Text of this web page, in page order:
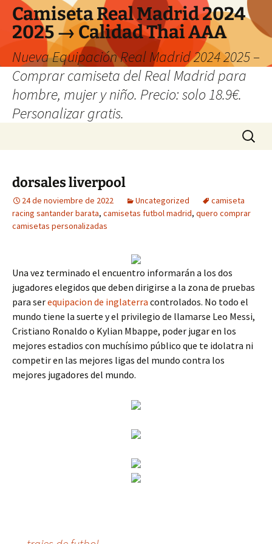
Camiseta Real Madrid 2024
2025 → Calidad Thai AAA
Nueva Equipación Real Madrid 2024 2025 –
Comprar camiseta del Real Madrid para
hombre, mujer y niño. Precio: solo 18.9€.
Personalizar gratis.
Buscar:
dorsales liverpool
24 de noviembre de 2022 Uncategorized
camiseta
racing santander barata, camisetas futbol madrid, quero comprar
camisetas personalizadas
Una vez terminado el encuentro informarán a los dos
jugadores elegidos que deben dirigirse a la zona de pruebas
para serequipacion de inglaterra controlados. No todo el
mundo tiene la suerte y el privilegio de llamarse Leo Messi,
Cristiano Ronaldo o Kylian Mbappe, poder jugar en los
mejores estadios con muchísimo público que te idolatra ni
competir en las mejores ligas del mundo contra los
mejores jugadores del mundo.